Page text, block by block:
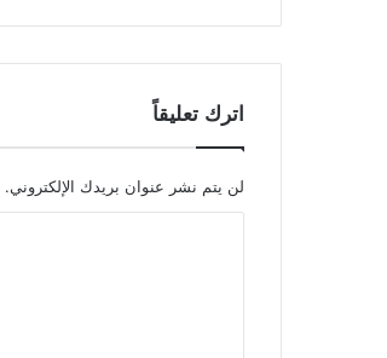
اترك تعليقاً
لن يتم نشر عنوان بريدك الإلكتروني.